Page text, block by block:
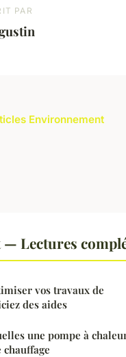
PAR
Environnement
Lectures
vos travaux de
des aides
une pompe à
chauffage